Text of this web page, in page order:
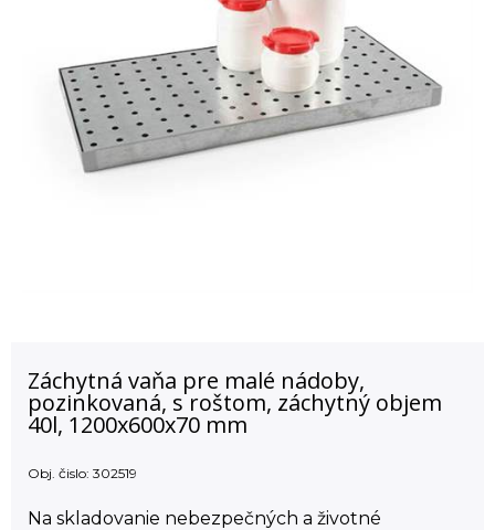
Záchytná vaňa pre malé nádoby,
pozinkovaná, s roštom, záchytný objem
40l, 1200x600x70 mm
Obj. čislo: 302519
Na skladovanie nebezpečných a životné